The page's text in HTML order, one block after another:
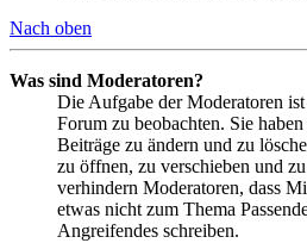
Nach oben
Was sind Moderatoren?
Die Aufgabe der Moderatoren ist
Forum zu beobachten. Sie
Beiträge zu ändern und zu
zu öffnen, zu verschieben und
verhindern Moderatoren, dass
etwas nicht zum Thema
Angreifendes schreiben.